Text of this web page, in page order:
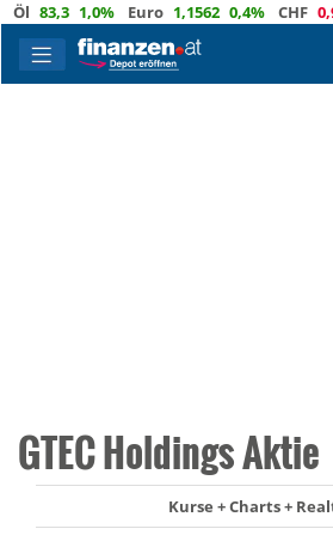
83,3 1,0% Euro 1,1562 0,4% CHF 0,9336
GTEC Holdings Aktie
Kurse + Charts +